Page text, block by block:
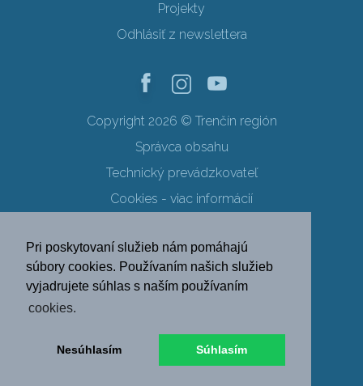
Pri poskytovaní služieb nám pomáhajú
súbory cookies. Používaním našich služieb
vyjadrujete súhlas s naším používaním
cookies.
Nesúhlasím Súhlasím
Projekty
Odhlásiť z newslettera
Copyright 2026 © Trenčín región
Správca obsahu
Technický prevádzkovateľ
Cookies - viac informácií
Ochrana osobných údajov
SK EN DE
PL